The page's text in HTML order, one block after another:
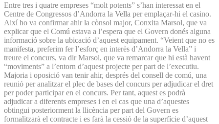
Entre tres i quatre empreses “molt potents” s’han interessat en el
Centre de Congressos d’Andorra la Vella per emplaçar-hi el casino.
Així ho va confirmar ahir la cònsol major, Conxita Marsol, que va
explicar que el Comú estava a l’espera que el Govern donés alguna
informació sobre la ubicació d’aquest equipament. “Veient que no es
manifesta, preferim fer l’esforç en interès d’Andorra la Vella” i
treure el concurs, va dir Marsol, que va remarcar que hi està havent
“moviments” a l’entorn d’aquest projecte per part de l’executiu.
Majoria i oposició van tenir ahir, després del consell de comú, una
reunió per analitzar el plec de bases del concurs per adjudicar el dret
per poder participar en el concurs. Per tant, aquest es podrà
adjudicar a diferents empreses i en el cas que una d’aquestes
obtingui posteriorment la llicència per part del Govern es
formalitzarà el contracte i es farà la cessió de la superfície d’aquest